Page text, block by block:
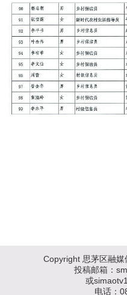
Copyright 思茅区融
投稿邮箱：
或
电话：